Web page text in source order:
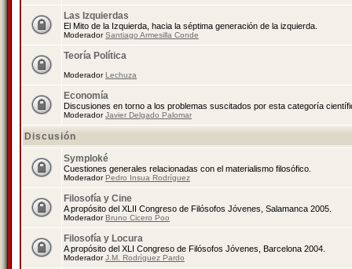
Las Izquierdas
El Mito de la Izquierda, hacia la séptima generación de la izquierda.
ModeradorSantiago Armesilla Conde
Teoría Política
ModeradorLechuza
Economía
Discusiones en torno a los problemas suscitados por esta categoría
ModeradorJavier Delgado Palomar
Discusión
Symploké
Cuestiones generales relacionadas con el materialismo filosófico.
ModeradorPedro Insua Rodríguez
Filosofía y Cine
A propósito del XLII Congreso de Filósofos Jóvenes, Salamanca 2005.
ModeradorBruno Cicero Poo
Filosofía y Locura
A propósito del XLI Congreso de Filósofos Jóvenes, Barcelona 2004.
ModeradorJ.M. Rodríguez Pardo